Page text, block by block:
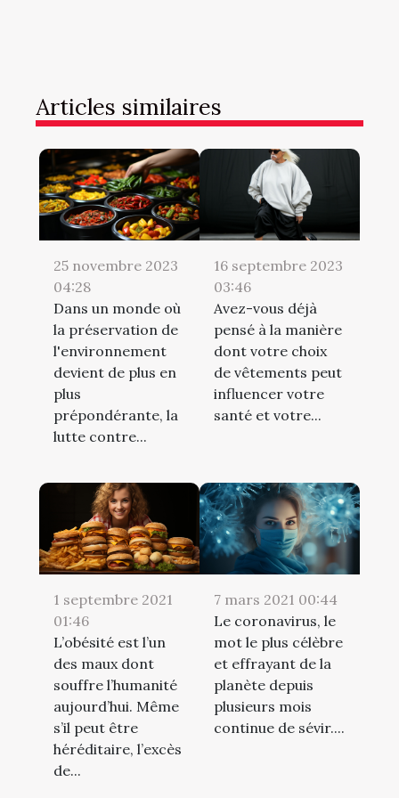
Articles similaires
25 novembre 2023
04:28
Dans un monde où
la préservation de
l'environnement
devient de plus en
plus
prépondérante, la
lutte contre...
16 septembre 2023
03:46
Avez-vous déjà
pensé à la manière
dont votre choix
de vêtements peut
influencer votre
santé et votre...
1 septembre 2021
01:46
L’obésité est l’un
des maux dont
souffre l’humanité
aujourd’hui. Même
s’il peut être
héréditaire, l’excès
de...
7 mars 2021 00:44
Le coronavirus, le
mot le plus célèbre
et effrayant de la
planète depuis
plusieurs mois
continue de sévir....